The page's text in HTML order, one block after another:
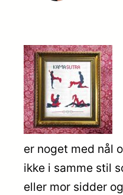
er noget med nål
ikke i samme stil
eller mor sidder